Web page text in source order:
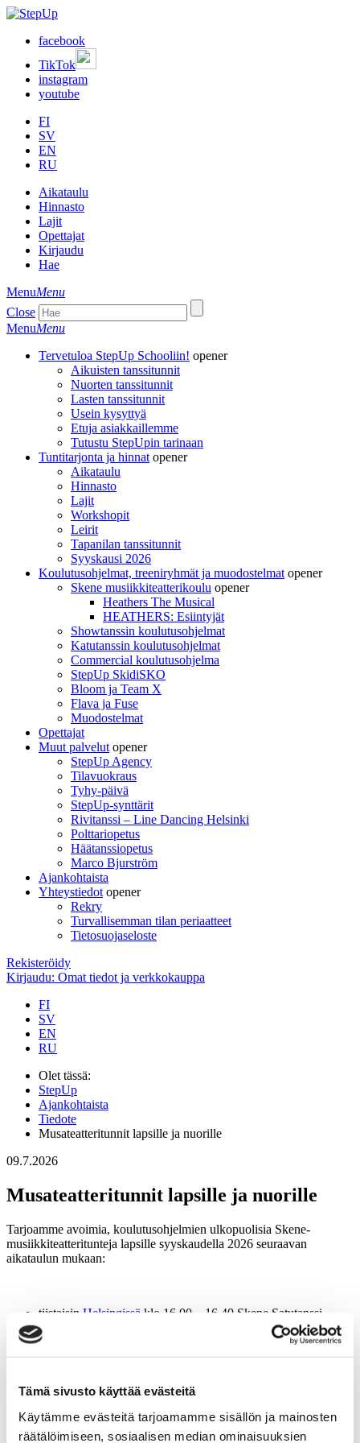
Tämä sivusto käyttää evästeitä
Käytämme evästeitä tarjoamamme sisällön ja mainosten
räätälöimiseen, sosiaalisen median ominaisuuksien
facebook
TikTok
instagram
youtube
FI
SV
EN
RU
Aikataulu
Hinnasto
Lajit
Opettajat
Kirjaudu
Hae
MenuMenu
Close
MenuMenu
Tervetuloa StepUp Schooliin! opener
Aikuisten tanssitunnit
Nuorten tanssitunnit
Lasten tanssitunnit
Usein kysyttyä
Etuja asiakkaillemme
Tutustu StepUpin tarinaan
Tuntitarjonta ja hinnat opener
Aikataulu
Hinnasto
Lajit
Workshopit
Leirit
Tapanilan tanssitunnit
Syyskausi 2026
Koulutusohjelmat, treeniryhmät ja muodostelmat opener
Skene musiikkiteatterikoulu opener
Heathers The Musical
HEATHERS: Esiintyjät
Showtanssin koulutusohjelmat
Katutanssin koulutusohjelmat
Commercial koulutusohjelma
StepUp SkidiSKO
Bloom ja Team X
Flava ja Fuse
Muodostelmat
Opettajat
Muut palvelut opener
StepUp Agency
Tilavuokraus
Tyhy-päivä
StepUp-synttärit
Rivitanssi – Line Dancing Helsinki
Polttariopetus
Häätanssiopetus
Marco Bjurström
Ajankohtaista
Yhteystiedot opener
Rekry
Turvallisemman tilan periaatteet
Tietosuojaseloste
Rekisteröidy
Kirjaudu: Omat tiedot ja verkkokauppa
FI
SV
EN
RU
Olet tässä:
StepUp
Ajankohtaista
Tiedote
Musateatteritunnit lapsille ja nuorille
09.7.2026
Musateatteritunnit lapsille ja nuorille
Tarjoamme avoimia, koulutusohjelmien ulkopuolisia Skene-
musiikkiteatteritunteja lapsille syyskaudella 2026 seuraavan
aikataulun mukaan:
tiistaisin Helsingissä klo 16.00 – 16.40 Skene Satutanssi
lapset 3–4 v., Elina
tiistaisin Helsingissä klo 17.45 – 18.25 Skene avoin lapset 5–
6 v., Elina
9 v., Elina
perjantaisin Helsingissä klo 16.00 – 16.40 Skene Special 7–
12 v., Elina
sunnuntaisin
Espoossa
klo 16.30 – 17.10 Skene Satutanssi 3–